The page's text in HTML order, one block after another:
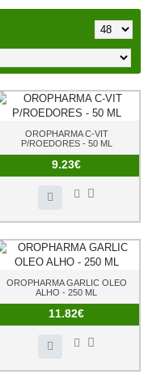
OROPHARMA C-VIT
P/ROEDORES - 50 ML
9.23€
OROPHARMA GARLIC OLEO
ALHO - 250 ML
11.82€